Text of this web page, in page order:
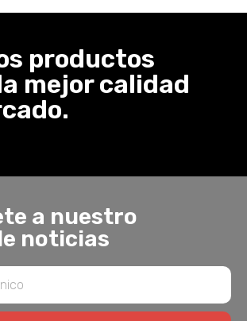
productos
mejor calidad
a nuestro
noticias